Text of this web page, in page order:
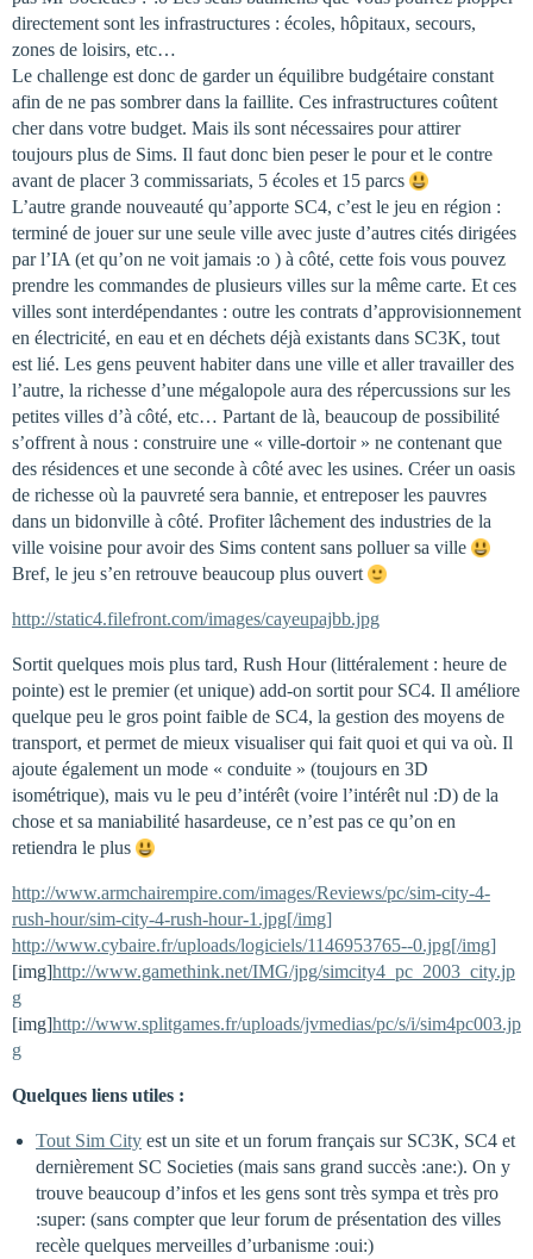
directement sont les infrastructures : écoles, hôpitaux, secours,
zones de loisirs, etc…
Le challenge est donc de garder un équilibre budgétaire constant
afin de ne pas sombrer dans la faillite. Ces infrastructures coûtent
cher dans votre budget. Mais ils sont nécessaires pour attirer
toujours plus de Sims. Il faut donc bien peser le pour et le contre
avant de placer 3 commissariats, 5 écoles et 15 parcs
L’autre grande nouveauté qu’apporte SC4, c’est le jeu en région :
terminé de jouer sur une seule ville avec juste d’autres cités dirigées
par l’IA (et qu’on ne voit jamais :o ) à côté, cette fois vous pouvez
prendre les commandes de plusieurs villes sur la même carte. Et ces
villes sont interdépendantes : outre les contrats d’approvisionnement
en électricité, en eau et en déchets déjà existants dans SC3K, tout
est lié. Les gens peuvent habiter dans une ville et aller travailler des
l’autre, la richesse d’une mégalopole aura des répercussions sur les
petites villes d’à côté, etc… Partant de là, beaucoup de possibilité
s’offrent à nous : construire une « ville-dortoir » ne contenant que
des résidences et une seconde à côté avec les usines. Créer un oasis
de richesse où la pauvreté sera bannie, et entreposer les pauvres
dans un bidonville à côté. Profiter lâchement des industries de la
ville voisine pour avoir des Sims content sans polluer sa ville
Bref, le jeu s’en retrouve beaucoup plus ouvert
http://static4.filefront.com/images/cayeupajbb.jpg
Sortit quelques mois plus tard, Rush Hour (littéralement : heure de
pointe) est le premier (et unique) add-on sortit pour SC4. Il améliore
quelque peu le gros point faible de SC4, la gestion des moyens de
transport, et permet de mieux visualiser qui fait quoi et qui va où. Il
ajoute également un mode « conduite » (toujours en 3D
isométrique), mais vu le peu d’intérêt (voire l’intérêt nul :D) de la
chose et sa maniabilité hasardeuse, ce n’est pas ce qu’on en
retiendra le plus
http://www.armchairempire.com/images/Reviews/pc/sim-city-4-
rush-hour/sim-city-4-rush-hour-1.jpg[/img]
http://www.cybaire.fr/uploads/logiciels/1146953765--0.jpg[/img]
[img]http://www.gamethink.net/IMG/jpg/simcity4_pc_2003_city.jp
g
[img]http://www.splitgames.fr/uploads/jvmedias/pc/s/i/sim4pc003.jp
g
Quelques liens utiles :
Tout Sim City est un site et un forum français sur SC3K, SC4 et
dernièrement SC Societies (mais sans grand succès :ane:). On y
trouve beaucoup d’infos et les gens sont très sympa et très pro
:super: (sans compter que leur forum de présentation des villes
recèle quelques merveilles d’urbanisme :oui:)